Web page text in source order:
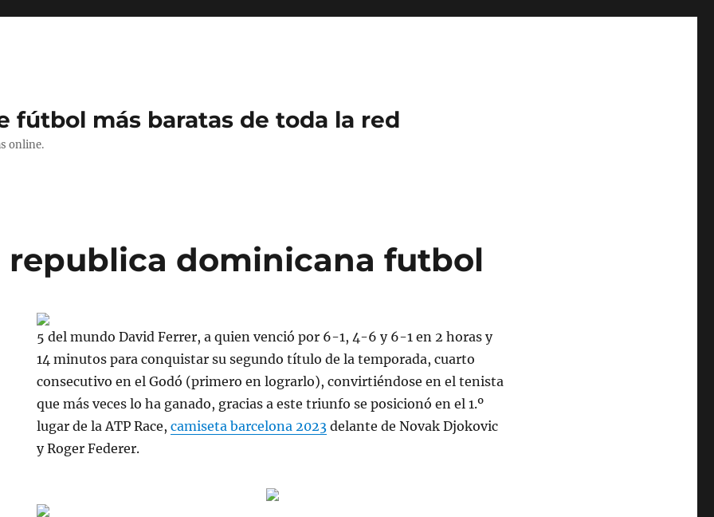
fútbol más baratas de toda la red
online.
republica dominicana futbol
5 del mundo David Ferrer, a quien venció por 6-1, 4-6 y 6-1 en 2 horas y
14 minutos para conquistar su segundo título de la temporada, cuarto
consecutivo en el Godó (primero en lograrlo), convirtiéndose en el tenista
que más veces lo ha ganado, gracias a este triunfo se posicionó en el 1.º
lugar de la ATP Race,camiseta barcelona 2023 delante de Novak Djokovic
y Roger Federer.